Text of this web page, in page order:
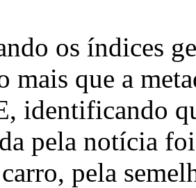
os índices
mais que a
identificando
pela notícia
pela